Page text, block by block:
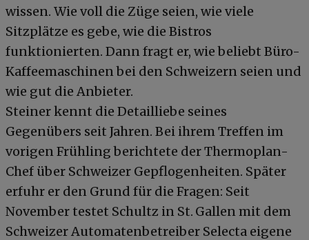
wissen. Wie voll die Züge seien, wie viele
Sitzplätze es gebe, wie die Bistros
funktionierten. Dann fragt er, wie beliebt Büro-
Kaffeemaschinen bei den Schweizern seien und
wie gut die Anbieter.
Steiner kennt die Detailliebe seines
Gegenübers seit Jahren. Bei ihrem Treffen im
vorigen Frühling berichtete der Thermoplan-
Chef über Schweizer Gepflogenheiten. Später
erfuhr er den Grund für die Fragen: Seit
November testet Schultz in St. Gallen mit dem
Schweizer Automatenbetreiber Selecta eigene